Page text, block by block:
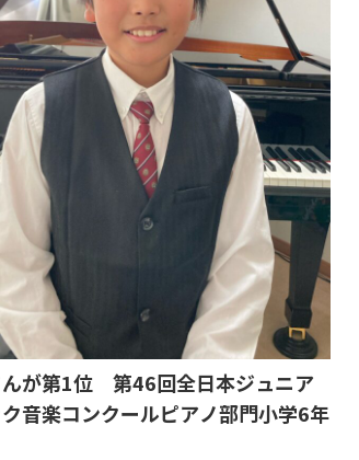
が第1位 第46回全日本ジュニア
音楽コンクールピアノ部門小学6年